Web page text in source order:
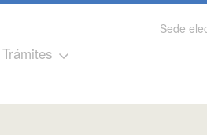
Sede
Trámites